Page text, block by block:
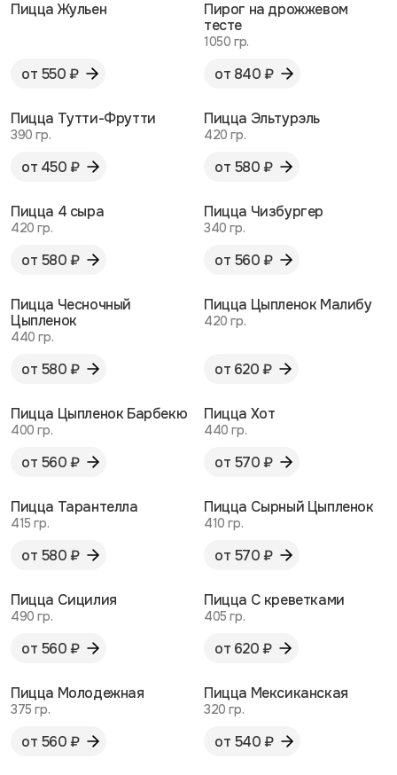
Пицца Жульен
от 550 ₽
Пирог на дрожжевом
тесте
1050 гр.
от 840 ₽
Пицца Тутти-Фрутти
390 гр.
от 450 ₽
Пицца Эльтурэль
420 гр.
от 580 ₽
Пицца 4 сыра
420 гр.
от 580 ₽
Пицца Чизбургер
340 гр.
от 560 ₽
Пицца Чесночный
Цыпленок
440 гр.
от 580 ₽
Пицца Цыпленок Малибу
420 гр.
от 620 ₽
Пицца Цыпленок Барбекю
400 гр.
от 560 ₽
Пицца Хот
440 гр.
от 570 ₽
Пицца Тарантелла
415 гр.
от 580 ₽
Пицца Сырный Цыпленок
410 гр.
от 570 ₽
Пицца Сицилия
490 гр.
от 560 ₽
Пицца С креветками
405 гр.
от 620 ₽
Пицца Молодежная
375 гр.
от 560 ₽
Пицца Мексиканская
320 гр.
от 540 ₽